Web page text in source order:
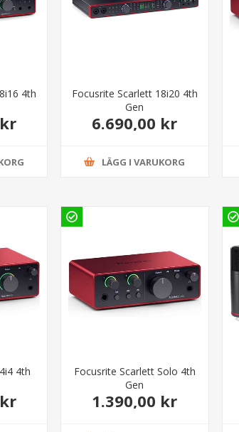
4th
Focusrite Scarlett 18i20 4th
Gen
6.690,00 kr
LÄGG I VARUKORG
4th
Focusrite Scarlett Solo 4th
Gen
1.390,00 kr